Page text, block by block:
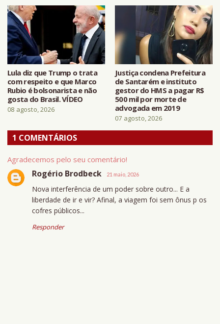
Lula diz que Trump o trata
com respeito e que Marco
Rubio é bolsonarista e não
gosta do Brasil. VÍDEO
08 agosto, 2026
Justiça condena Prefeitura
de Santarém e instituto
gestor do HMS a pagar R$
500 mil por morte de
advogada em 2019
07 agosto, 2026
1 COMENTÁRIOS
Agradecemos pelo seu comentário!
Rogério Brodbeck 21 maio, 2026
Nova interferência de um poder sobre outro... E a
liberdade de ir e vir? Afinal, a viagem foi sem ônus p os
cofres públicos...
Responder